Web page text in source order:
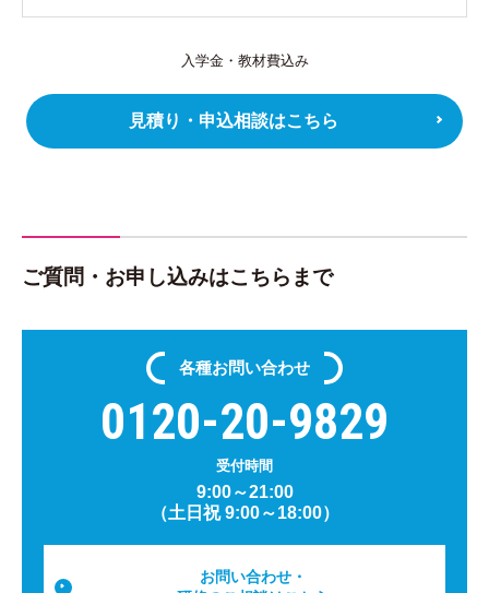
入学金・教材費込み
見積り・申込相談はこちら
ご質問・お申し込みはこちらまで
各種お問い合わせ
0120-20-9829
受付時間
9:00～21:00
（土日祝 9:00～18:00）
お問い合わせ・